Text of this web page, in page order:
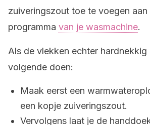
zuiveringszout toe te voegen
programma van je wasmachine.
Als de vlekken echter hardnekkig
volgende doen:
Maak eerst een
een kopje zuiveringszout.
Vervolgens laat je de